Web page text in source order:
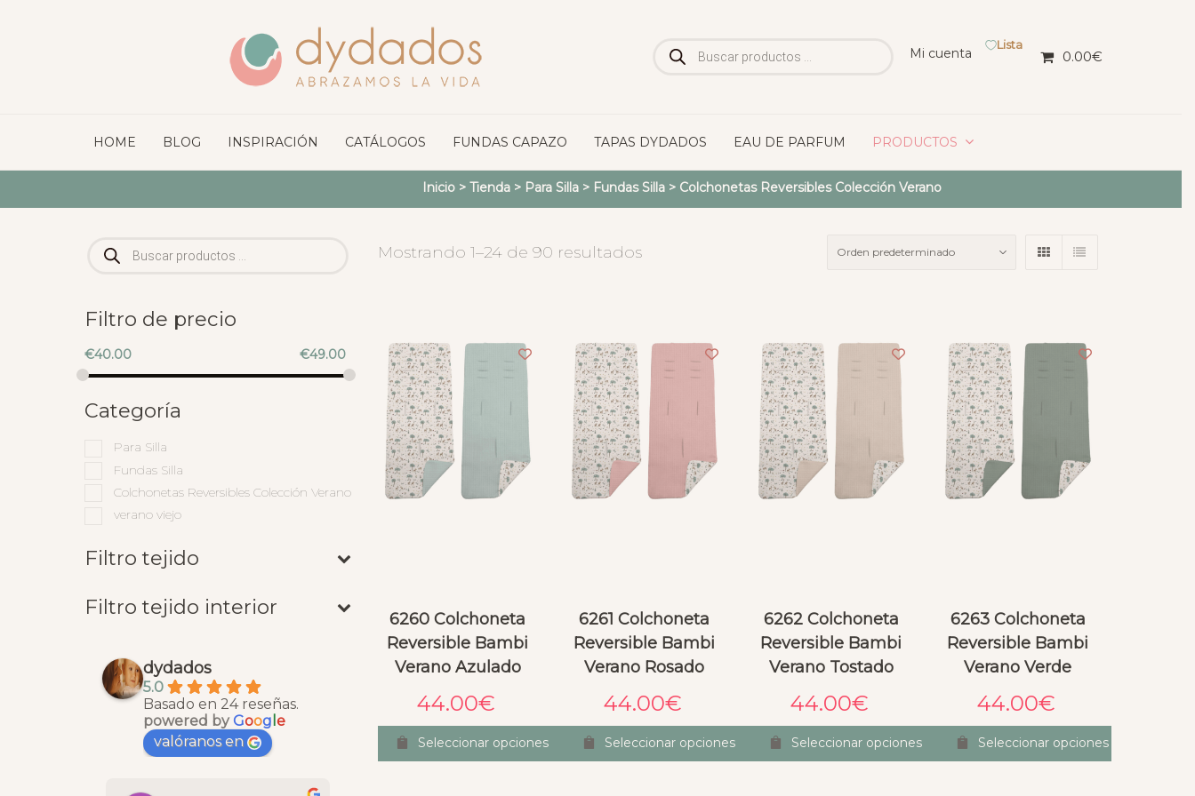
de
productos
Mi cuenta
Lista
0.00€
HOME BLOG INSPIRACIÓN CATÁLOGOS FUNDAS CAPAZO TAPAS DYDADOS EAU DE PARFUM PRODUCTOS
Inicio> Tienda> Para Silla> Fundas Silla> Colchonetas Reversibles Colección Verano
Mostrando 1–24 de 90 resultados
6260 Colchoneta
Reversible Bambi
Verano Azulado
44.00€
Seleccionar opciones
6261 Colchoneta
Reversible Bambi
Verano Rosado
44.00€
Seleccionar opciones
6262 Colchoneta
Reversible Bambi
Verano Tostado
44.00€
Seleccionar opciones
6263 Colchoneta
Reversible Bambi
Verano Verde
44.00€
Seleccionar opciones
productos
Filtro de precio
€40.00 €49.00
Categoría
Para Silla
Fundas Silla
Colchonetas Reversibles Colección Verano
verano viejo
Filtro tejido
Filtro tejido interior
dydados
5.0
Basado en 24 reseñas.
powered byGoog e
valóranos en